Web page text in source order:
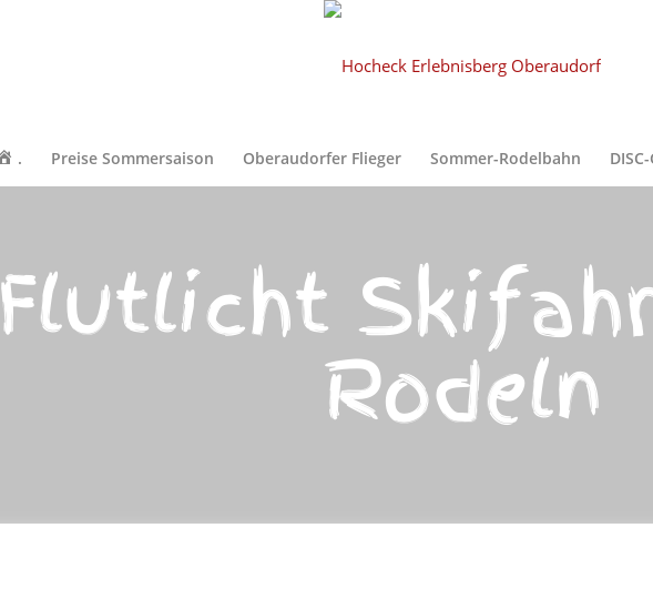
. Preise Sommersaison Oberaudorfer Flieger Sommer-Rodelbahn
Flutlicht
Rodeln